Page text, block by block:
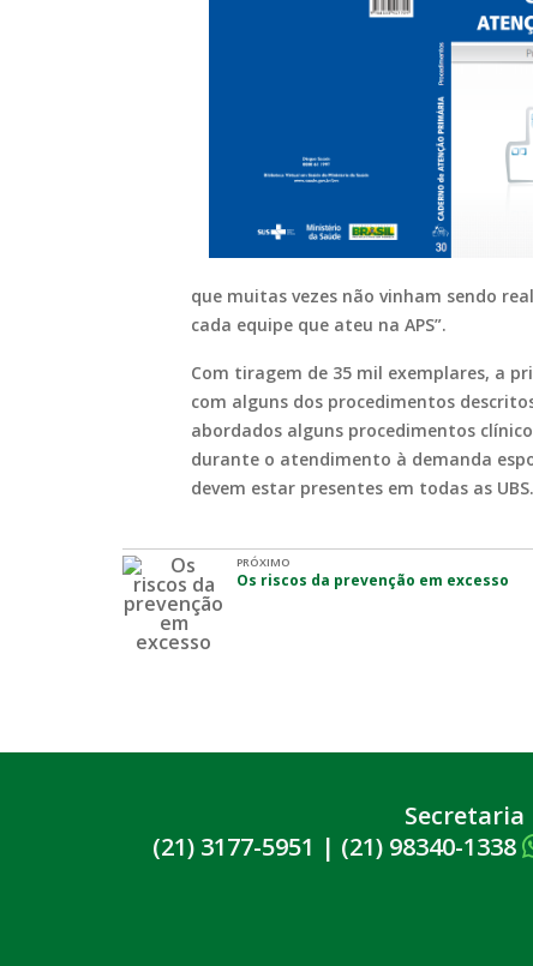
que muitas vezes não vinham sendo
cada equipe que ateu na APS”.
Com tiragem de 35 mil exemplares, a
com alguns dos procedimentos
abordados alguns procedimentos
durante o atendimento à demanda
devem estar presentes em todas as UBS.
PRÓXIMO
Os riscos da prevenção em excesso
Secretaria
(21) 3177-5951 | (21) 98340-1338